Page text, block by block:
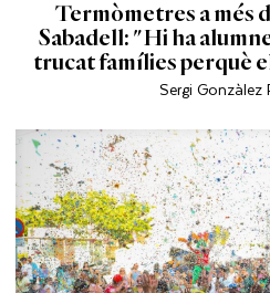
Termòmetres a més
Sabadell: "Hi ha
trucat famílies perquè
Sergi Gonzàlez